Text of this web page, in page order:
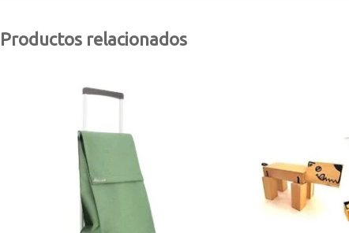
Productos relacionados